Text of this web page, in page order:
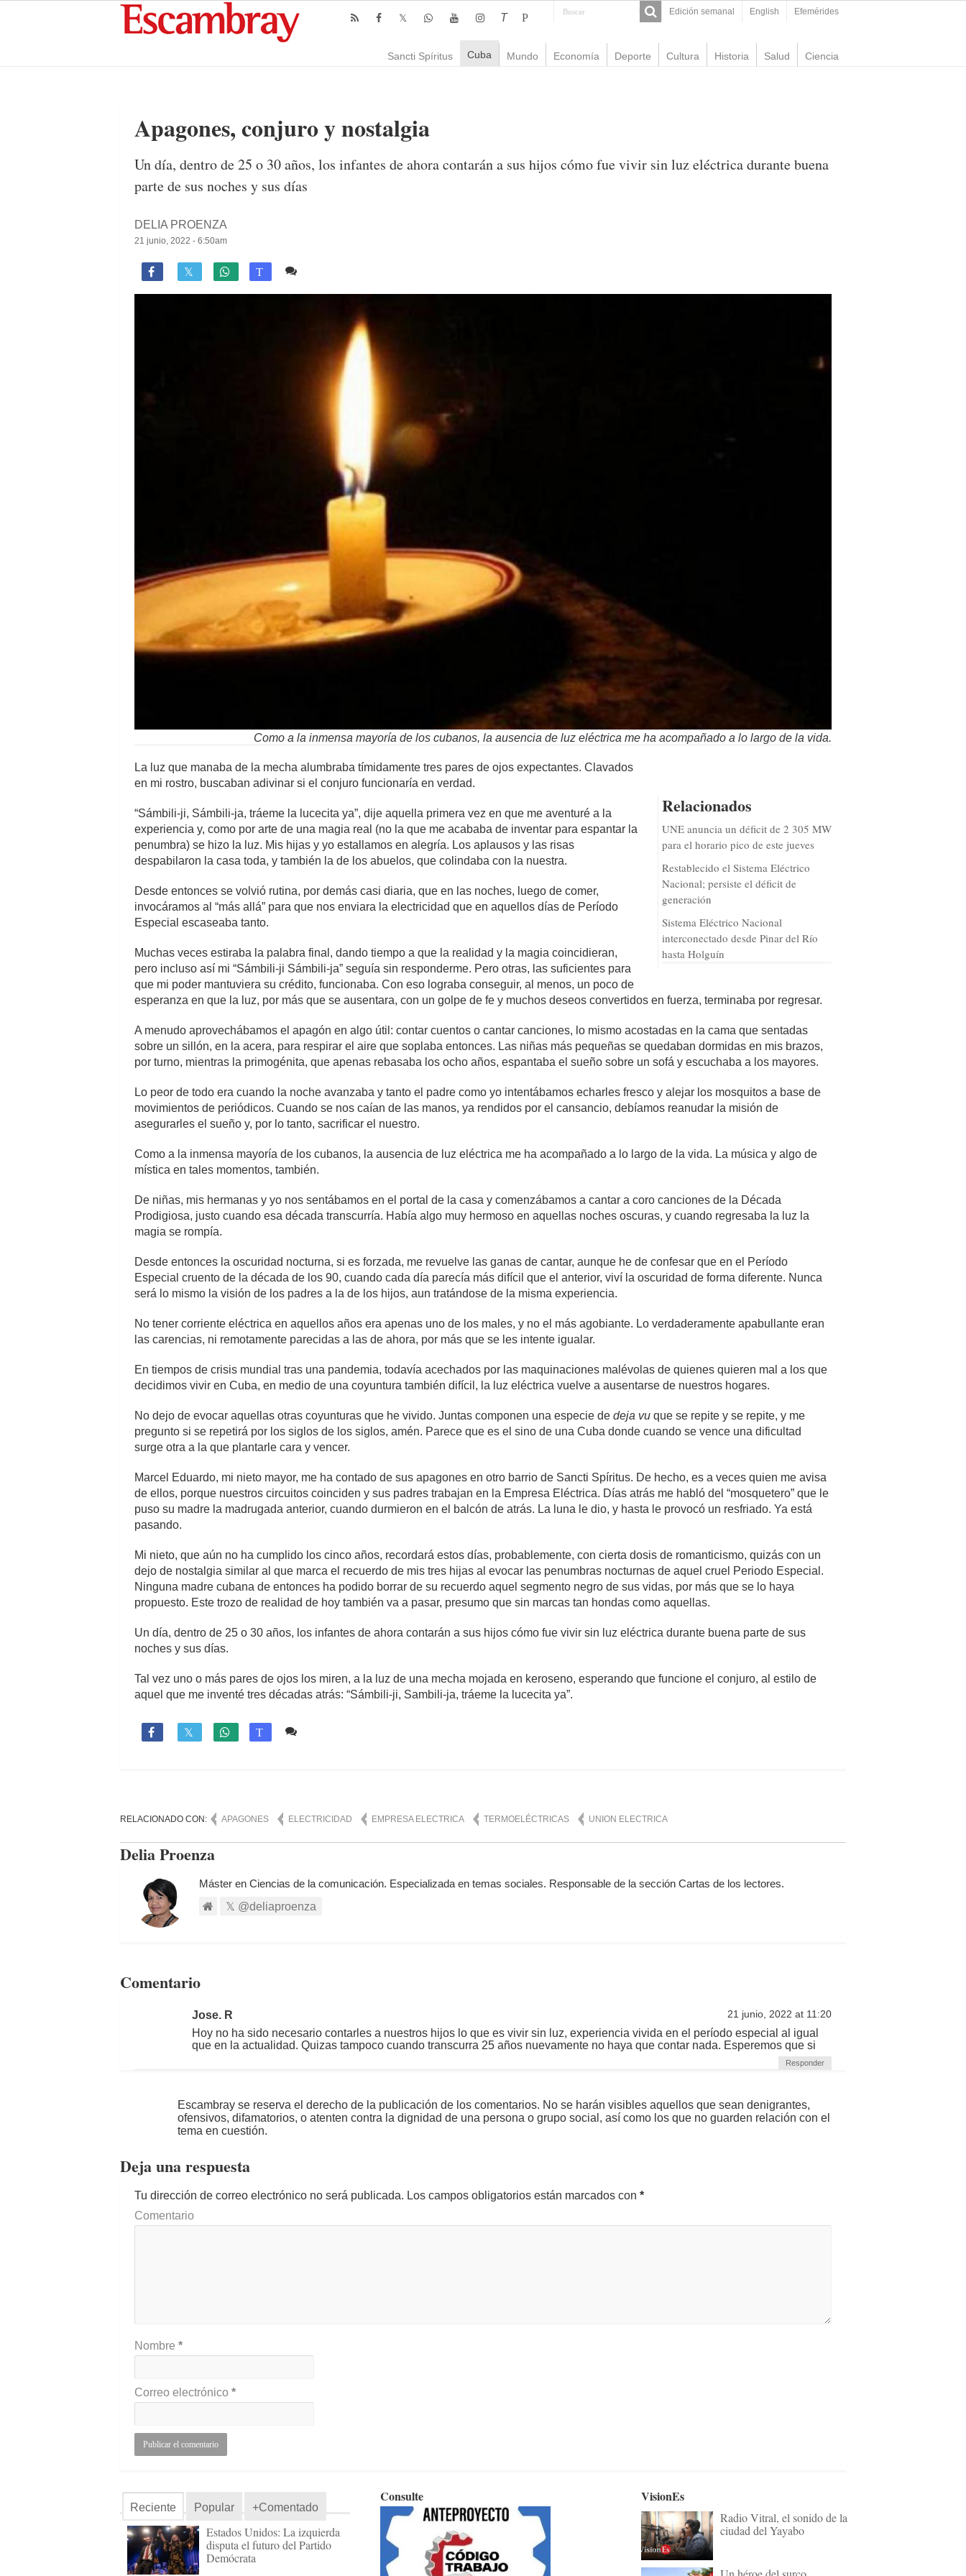
Edición semanal English Efemérides
T P
Sancti Spíritus Cuba Mundo Economía Deporte Cultura Historia Salud Ciencia
Apagones, conjuro y nostalgia
Un día, dentro de 25 o 30 años, los infantes de ahora contarán a sus hijos cómo fue vivir sin luz eléctrica durante buena
parte de sus noches y sus días
DELIA PROENZA
21 junio, 2022 - 6:50am
 T
Como a la inmensa mayoría de los cubanos, la ausencia de luz eléctrica me ha acompañado a lo largo de la vida.
Relacionados
UNE anuncia un déficit de 2 305 MW
para el horario pico de este jueves
Restablecido el Sistema Eléctrico
Nacional; persiste el déficit de
generación
Sistema Eléctrico Nacional
interconectado desde Pinar del Río
hasta Holguín
La luz que manaba de la mecha alumbraba tímidamente tres pares de ojos expectantes. Clavados
en mi rostro, buscaban adivinar si el conjuro funcionaría en verdad.
“Sámbili-ji, Sámbili-ja, tráeme la lucecita ya”, dije aquella primera vez en que me aventuré a la
experiencia y, como por arte de una magia real (no la que me acababa de inventar para espantar la
penumbra) se hizo la luz. Mis hijas y yo estallamos en alegría. Los aplausos y las risas
despabilaron la casa toda, y también la de los abuelos, que colindaba con la nuestra.
Desde entonces se volvió rutina, por demás casi diaria, que en las noches, luego de comer,
invocáramos al “más allá” para que nos enviara la electricidad que en aquellos días de Período
Especial escaseaba tanto.
Muchas veces estiraba la palabra final, dando tiempo a que la realidad y la magia coincidieran,
pero incluso así mi “Sámbili-ji Sámbili-ja” seguía sin responderme. Pero otras, las suficientes para
que mi poder mantuviera su crédito, funcionaba. Con eso lograba conseguir, al menos, un poco de
esperanza en que la luz, por más que se ausentara, con un golpe de fe y muchos deseos convertidos en fuerza, terminaba por regresar.
A menudo aprovechábamos el apagón en algo útil: contar cuentos o cantar canciones, lo mismo acostadas en la cama que sentadas
sobre un sillón, en la acera, para respirar el aire que soplaba entonces. Las niñas más pequeñas se quedaban dormidas en mis brazos,
por turno, mientras la primogénita, que apenas rebasaba los ocho años, espantaba el sueño sobre un sofá y escuchaba a los mayores.
Lo peor de todo era cuando la noche avanzaba y tanto el padre como yo intentábamos echarles fresco y alejar los mosquitos a base de
movimientos de periódicos. Cuando se nos caían de las manos, ya rendidos por el cansancio, debíamos reanudar la misión de
asegurarles el sueño y, por lo tanto, sacrificar el nuestro.
Como a la inmensa mayoría de los cubanos, la ausencia de luz eléctrica me ha acompañado a lo largo de la vida. La música y algo de
mística en tales momentos, también.
De niñas, mis hermanas y yo nos sentábamos en el portal de la casa y comenzábamos a cantar a coro canciones de la Década
Prodigiosa, justo cuando esa década transcurría. Había algo muy hermoso en aquellas noches oscuras, y cuando regresaba la luz la
magia se rompía.
Desde entonces la oscuridad nocturna, si es forzada, me revuelve las ganas de cantar, aunque he de confesar que en el Período
Especial cruento de la década de los 90, cuando cada día parecía más difícil que el anterior, viví la oscuridad de forma diferente. Nunca
será lo mismo la visión de los padres a la de los hijos, aun tratándose de la misma experiencia.
No tener corriente eléctrica en aquellos años era apenas uno de los males, y no el más agobiante. Lo verdaderamente apabullante eran
las carencias, ni remotamente parecidas a las de ahora, por más que se les intente igualar.
En tiempos de crisis mundial tras una pandemia, todavía acechados por las maquinaciones malévolas de quienes quieren mal a los que
decidimos vivir en Cuba, en medio de una coyuntura también difícil, la luz eléctrica vuelve a ausentarse de nuestros hogares.
No dejo de evocar aquellas otras coyunturas que he vivido. Juntas componen una especie de deja vu que se repite y se repite, y me
pregunto si se repetirá por los siglos de los siglos, amén. Parece que es el sino de una Cuba donde cuando se vence una dificultad
surge otra a la que plantarle cara y vencer.
Marcel Eduardo, mi nieto mayor, me ha contado de sus apagones en otro barrio de Sancti Spíritus. De hecho, es a veces quien me avisa
de ellos, porque nuestros circuitos coinciden y sus padres trabajan en la Empresa Eléctrica. Días atrás me habló del “mosquetero” que le
puso su madre la madrugada anterior, cuando durmieron en el balcón de atrás. La luna le dio, y hasta le provocó un resfriado. Ya está
pasando.
Mi nieto, que aún no ha cumplido los cinco años, recordará estos días, probablemente, con cierta dosis de romanticismo, quizás con un
dejo de nostalgia similar al que marca el recuerdo de mis tres hijas al evocar las penumbras nocturnas de aquel cruel Periodo Especial.
Ninguna madre cubana de entonces ha podido borrar de su recuerdo aquel segmento negro de sus vidas, por más que se lo haya
propuesto. Este trozo de realidad de hoy también va a pasar, presumo que sin marcas tan hondas como aquellas.
Un día, dentro de 25 o 30 años, los infantes de ahora contarán a sus hijos cómo fue vivir sin luz eléctrica durante buena parte de sus
noches y sus días.
Tal vez uno o más pares de ojos los miren, a la luz de una mecha mojada en keroseno, esperando que funcione el conjuro, al estilo de
aquel que me inventé tres décadas atrás: “Sámbili-ji, Sambili-ja, tráeme la lucecita ya”.
 T
RELACIONADO CON: APAGONES ELECTRICIDAD EMPRESA ELECTRICA TERMOELÉCTRICAS UNION ELECTRICA
Delia Proenza
Máster en Ciencias de la comunicación. Especializada en temas sociales. Responsable de la sección Cartas de los lectores.
@deliaproenza
Comentario
Jose. R 21 junio, 2022 at 11:20
Hoy no ha sido necesario contarles a nuestros hijos lo que es vivir sin luz, experiencia vivida en el período especial al igual
que en la actualidad. Quizas tampoco cuando transcurra 25 años nuevamente no haya que contar nada. Esperemos que si
Responder
Escambray se reserva el derecho de la publicación de los comentarios. No se harán visibles aquellos que sean denigrantes,
ofensivos, difamatorios, o atenten contra la dignidad de una persona o grupo social, así como los que no guarden relación con el
tema en cuestión.
Deja una respuesta
Tu dirección de correo electrónico no será publicada. Los campos obligatorios están marcados con *
Comentario
Nombre *
Correo electrónico *
Reciente Popular +Comentado
Estados Unidos: La izquierda
disputa el futuro del Partido
Demócrata
Consulte VisionEs
Radio Vitral, el sonido de la
ciudad del Yayabo